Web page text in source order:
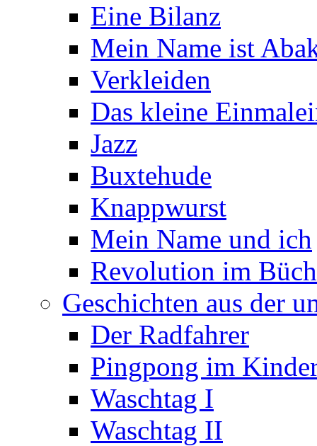
Eine Bilanz
Mein Name ist
Verkleiden
Das kleine
Jazz
Buxtehude
Knappwurst
Mein Name und ich
Revolution im
Geschichten aus der
Der Radfahrer
Pingpong im
Waschtag I
Waschtag II